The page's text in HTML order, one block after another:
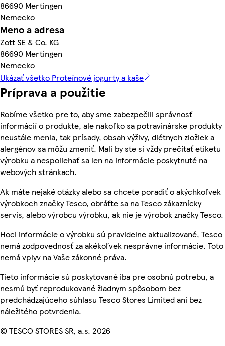
86690 Mertingen
Nemecko
Meno a adresa
Zott SE & Co. KG
86690 Mertingen
Nemecko
Ukázať všetko Proteínové jogurty a kaše
Príprava a použitie
Robíme všetko pre to, aby sme zabezpečili správnosť
informácií o produkte, ale nakoľko sa potravinárske produkty
neustále menia, tak prísady, obsah výživy, diétnych zložiek a
alergénov sa môžu zmeniť. Mali by ste si vždy prečítať etiketu
výrobku a nespoliehať sa len na informácie poskytnuté na
webových stránkach.
Ak máte nejaké otázky alebo sa chcete poradiť o akýchkoľvek
výrobkoch značky Tesco, obráťte sa na Tesco zákaznícky
servis, alebo výrobcu výrobku, ak nie je výrobok značky Tesco.
Hoci informácie o výrobku sú pravidelne aktualizované, Tesco
nemá zodpovednosť za akékoľvek nesprávne informácie. Toto
nemá vplyv na Vaše zákonné práva.
Tieto informácie sú poskytované iba pre osobnú potrebu, a
nesmú byť reprodukované žiadnym spôsobom bez
predchádzajúceho súhlasu Tesco Stores Limited ani bez
náležitého potvrdenia.
© TESCO STORES SR, a.s. 2026